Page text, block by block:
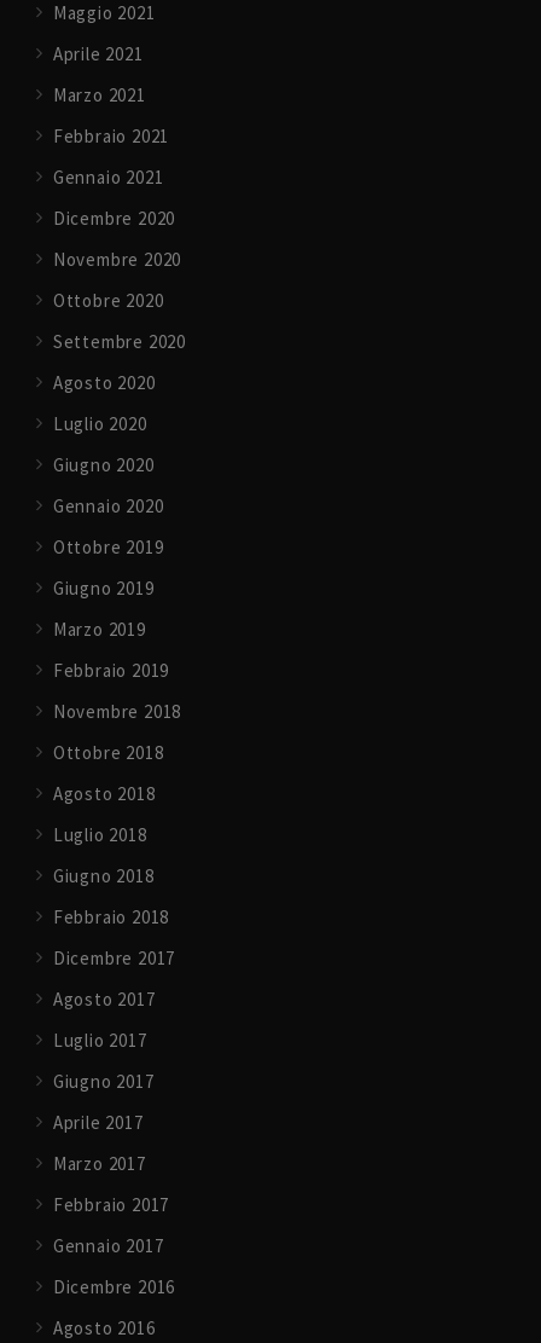
Maggio 2021
Aprile 2021
Marzo 2021
Febbraio 2021
Gennaio 2021
Dicembre 2020
Novembre 2020
Ottobre 2020
Settembre 2020
Agosto 2020
Luglio 2020
Giugno 2020
Gennaio 2020
Ottobre 2019
Giugno 2019
Marzo 2019
Febbraio 2019
Novembre 2018
Ottobre 2018
Agosto 2018
Luglio 2018
Giugno 2018
Febbraio 2018
Dicembre 2017
Agosto 2017
Luglio 2017
Giugno 2017
Aprile 2017
Marzo 2017
Febbraio 2017
Gennaio 2017
Dicembre 2016
Agosto 2016